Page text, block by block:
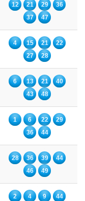
12 21 29
36
37
47
4 15 21
22
27
28
6 13 21
40
43
48
1 6 22
29
36
44
28 36 39
44
46
49
2 4 9
44